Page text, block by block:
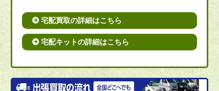
宅配買取の詳細はこちら
宅配キットの詳細はこちら